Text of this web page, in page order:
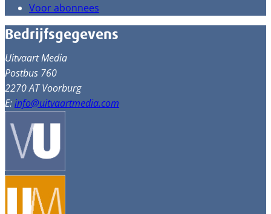
Voor abonnees
Bedrijfsgegevens
Uitvaart Media
Postbus 760
2270 AT Voorburg
E:info@uitvaartmedia.com